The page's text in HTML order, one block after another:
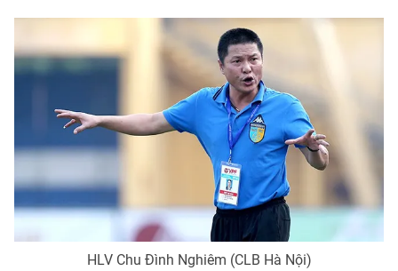
Giải sao mai
Du lịch
Làm đẹp
Tuyển sinh
Học trực tuyến
Hitech Công nghệ tương lai
Sản phẩm
Thị trường
Tư vấn
Giao lưu trực tuyến
Lịch phát sóng
Chuyên mục khácHLV Chu Đình Nghiêm (CLB Hà Nội)